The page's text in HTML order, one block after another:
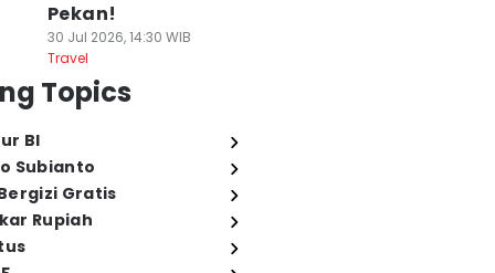
Pekan!
30 Jul 2026, 14:30 WIB
Travel
Topics
BI
Subianto
Gratis
Rupiah